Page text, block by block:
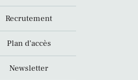
Recrutement
Plan d’accès
Newsletter